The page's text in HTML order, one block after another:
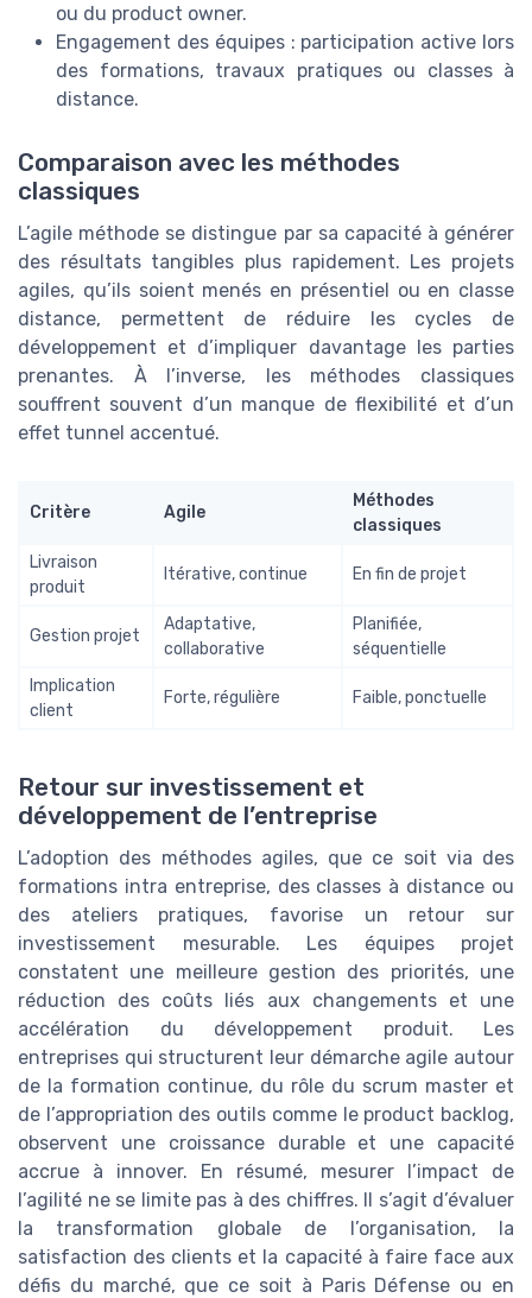
ou du product owner.
Engagement des équipes : participation active lors
des formations, travaux pratiques ou classes à
distance.
Comparaison avec les méthodes
classiques
L’agile méthode se distingue par sa capacité à générer
des résultats tangibles plus rapidement. Les projets
agiles, qu’ils soient menés en présentiel ou en classe
distance, permettent de réduire les cycles de
développement et d’impliquer davantage les parties
prenantes. À l’inverse, les méthodes classiques
souffrent souvent d’un manque de flexibilité et d’un
effet tunnel accentué.
Critère Agile
Méthodes
classiques
Livraison
produit
Itérative, continue En fin de projet
Gestion projet
Adaptative,
collaborative
Planifiée,
séquentielle
Implication
client
Forte, régulière Faible, ponctuelle
Retour sur investissement et
développement de l’entreprise
L’adoption des méthodes agiles, que ce soit via des
formations intra entreprise, des classes à distance ou
des ateliers pratiques, favorise un retour sur
investissement mesurable. Les équipes projet
constatent une meilleure gestion des priorités, une
réduction des coûts liés aux changements et une
accélération du développement produit. Les
entreprises qui structurent leur démarche agile autour
de la formation continue, du rôle du scrum master et
de l’appropriation des outils comme le product backlog,
observent une croissance durable et une capacité
accrue à innover. En résumé, mesurer l’impact de
l’agilité ne se limite pas à des chiffres. Il s’agit d’évaluer
la transformation globale de l’organisation, la
satisfaction des clients et la capacité à faire face aux
défis du marché, que ce soit à Paris Défense ou en